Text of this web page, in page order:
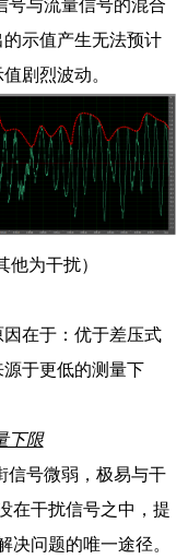
量信号的混合
示值产生无法预计
剧烈波动。
他为干扰）
在于：优于差压式
于更低的测量下
下限
号微弱，极易与干
在干扰信号之中，提
决问题的唯一途径。